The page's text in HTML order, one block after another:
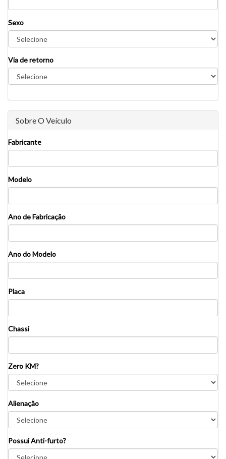
Sexo
Via de retorno
Sobre O Veículo
Fabricante
Modelo
Ano de Fabricação
Ano do Modelo
Placa
Chassi
Zero KM?
Alienação
Possui Anti-furto?